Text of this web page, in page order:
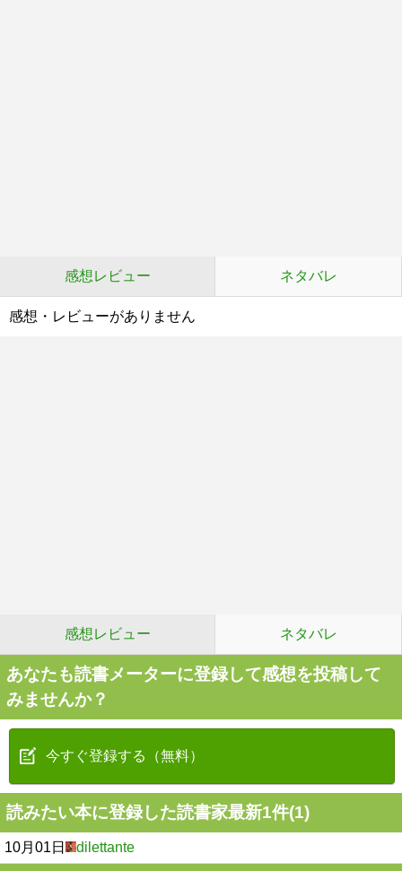
感想レビュー ネタバレ
感想・レビューがありません
感想レビュー ネタバレ
あなたも読書メーターに登録して感想を投稿して
みませんか？
今すぐ登録する（無料）
読みたい本に登録した読書家最新1件(1)
10月01日 dilettante